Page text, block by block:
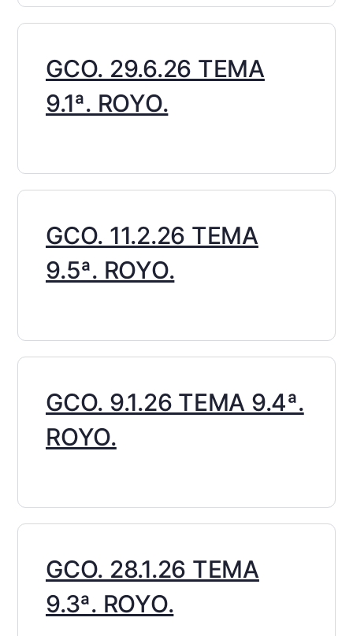
GCO. 29.6.26 TEMA
9.1ª. ROYO.
GCO. 11.2.26 TEMA
9.5ª. ROYO.
GCO. 9.1.26 TEMA 9.4ª.
ROYO.
GCO. 28.1.26 TEMA
9.3ª. ROYO.